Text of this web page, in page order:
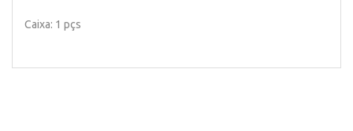
Caixa: 1 pçs